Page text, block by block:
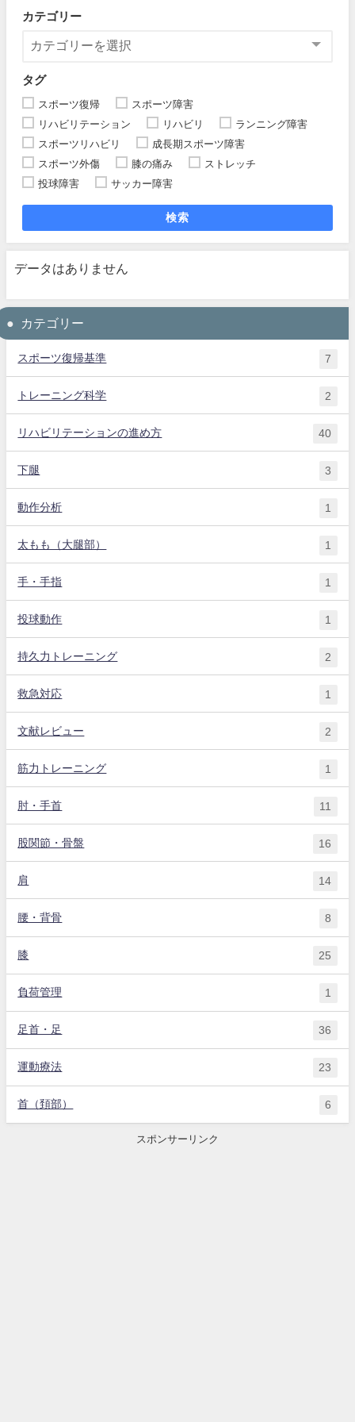
カテゴリー
タグ
スポーツ復帰
スポーツ障害
リハビリテーション
リハビリ
ランニング障害
スポーツリハビリ
成長期スポーツ障害
スポーツ外傷
膝の痛み
ストレッチ
投球障害
サッカー障害
検索
データはありません
カテゴリー
スポーツ復帰基準 7
トレーニング科学 2
リハビリテーションの進め方 40
下腿 3
動作分析 1
太もも（大腿部） 1
手・手指 1
投球動作 1
持久力トレーニング 2
救急対応 1
文献レビュー 2
筋力トレーニング 1
肘・手首 11
股関節・骨盤 16
肩 14
腰・背骨 8
膝 25
負荷管理 1
足首・足 36
運動療法 23
首（頚部） 6
スポンサーリンク